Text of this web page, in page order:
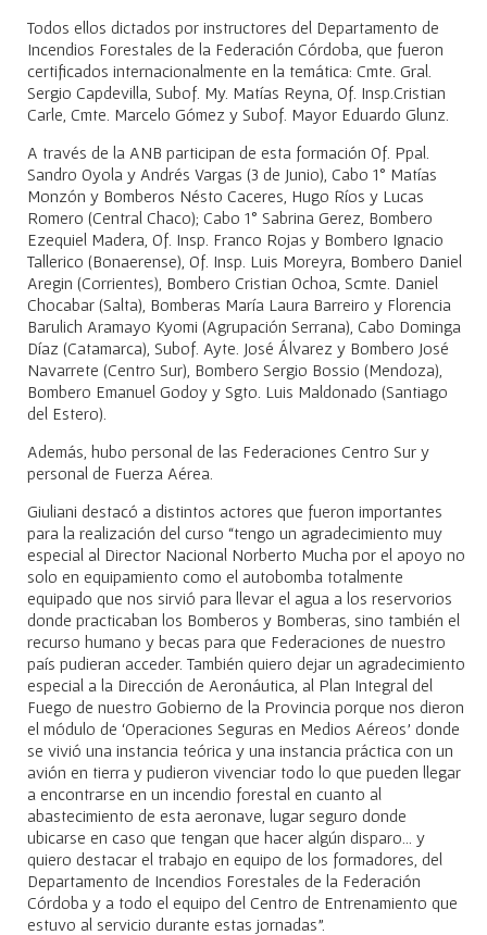
Todos ellos dictados por instructores del Departamento de
Incendios Forestales de la Federación Córdoba, que fueron
certificados internacionalmente en la temática: Cmte. Gral.
Sergio Capdevilla, Subof. My. Matías Reyna, Of. Insp.Cristian
Carle, Cmte. Marcelo Gómez y Subof. Mayor Eduardo Glunz.
A través de la ANB participan de esta formación Of. Ppal.
Sandro Oyola y Andrés Vargas (3 de Junio), Cabo 1° Matías
Monzón y Bomberos Nésto Caceres, Hugo Ríos y Lucas
Romero (Central Chaco); Cabo 1° Sabrina Gerez, Bombero
Ezequiel Madera, Of. Insp. Franco Rojas y Bombero Ignacio
Tallerico (Bonaerense), Of. Insp. Luis Moreyra, Bombero Daniel
Aregin (Corrientes), Bombero Cristian Ochoa, Scmte. Daniel
Chocabar (Salta), Bomberas María Laura Barreiro y Florencia
Barulich Aramayo Kyomi (Agrupación Serrana), Cabo Dominga
Díaz (Catamarca), Subof. Ayte. José Álvarez y Bombero José
Navarrete (Centro Sur), Bombero Sergio Bossio (Mendoza),
Bombero Emanuel Godoy y Sgto. Luis Maldonado (Santiago
del Estero).
Además, hubo personal de las Federaciones Centro Sur y
personal de Fuerza Aérea.
Giuliani destacó a distintos actores que fueron importantes
para la realización del curso “tengo un agradecimiento muy
especial al Director Nacional Norberto Mucha por el apoyo no
solo en equipamiento como el autobomba totalmente
equipado que nos sirvió para llevar el agua a los reservorios
donde practicaban los Bomberos y Bomberas, sino también el
recurso humano y becas para que Federaciones de nuestro
país pudieran acceder. También quiero dejar un agradecimiento
especial a la Dirección de Aeronáutica, al Plan Integral del
Fuego de nuestro Gobierno de la Provincia porque nos dieron
el módulo de ‘Operaciones Seguras en Medios Aéreos’ donde
se vivió una instancia teórica y una instancia práctica con un
avión en tierra y pudieron vivenciar todo lo que pueden llegar
a encontrarse en un incendio forestal en cuanto al
abastecimiento de esta aeronave, lugar seguro donde
ubicarse en caso que tengan que hacer algún disparo… y
quiero destacar el trabajo en equipo de los formadores, del
Departamento de Incendios Forestales de la Federación
Córdoba y a todo el equipo del Centro de Entrenamiento que
estuvo al servicio durante estas jornadas”.